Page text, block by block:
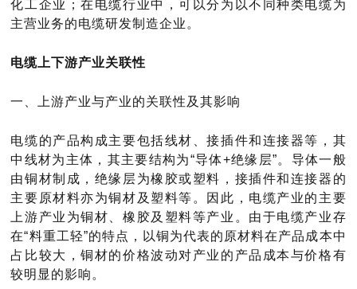
化工企业；在电缆行业中，可以分为以不同种类电缆为
主营业务的电缆研发制造企业。
电缆上下游产业关联性
一、上游产业与产业的关联性及其影响
电缆的产品构成主要包括线材、接插件和连接器等，其
中线材为主体，其主要结构为“导体+绝缘层”。导体一般
由铜材制成，绝缘层为橡胶或塑料，接插件和连接器的
主要原材料亦为铜材及塑料等。因此，电缆产业的主要
上游产业为铜材、橡胶及塑料等产业。由于电缆产业存
在“料重工轻”的特点，以铜为代表的原材料在产品成本中
占比较大，铜材的价格波动对产业的产品成本与价格有
较明显的影响。